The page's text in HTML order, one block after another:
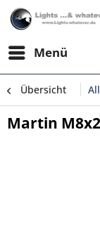
Menü
Übersicht
Martin